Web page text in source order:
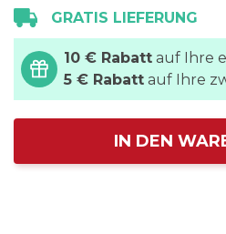
GRATIS LIEFERUNG
10 € Rabatt auf Ihre
5 € Rabatt auf Ihre
IN DEN